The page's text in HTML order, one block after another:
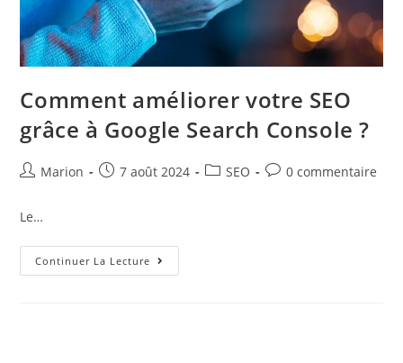
Comment améliorer votre SEO
grâce à Google Search Console ?
Marion 7 août 2024 SEO 0 commentaire
Le…
Continuer La Lecture